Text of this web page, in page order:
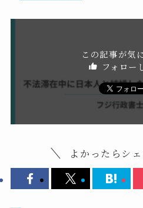
この記事が気
フォロー
よかったらシ